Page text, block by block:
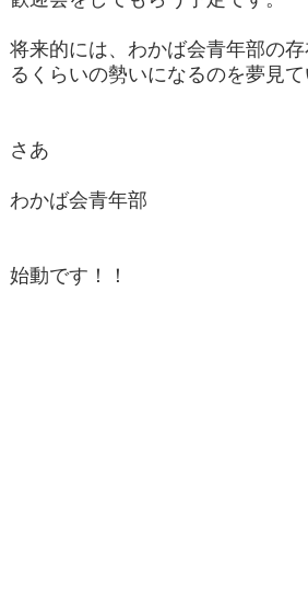
将来的には、わかば会青年部の
るくらいの勢いになるのを夢見
さあ
わかば会青年部
始動です！！